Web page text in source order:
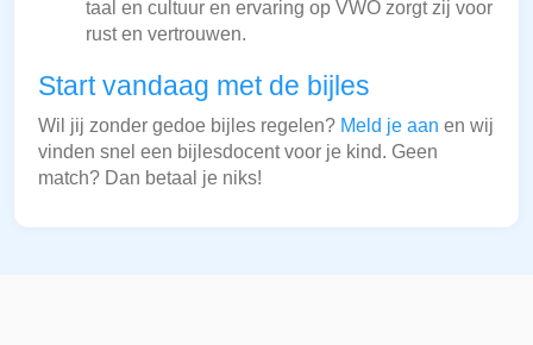
taal en cultuur en ervaring op VWO zorgt zij voor
rust en vertrouwen.
Start vandaag met de bijles
Wil jij zonder gedoe bijles regelen? Meld je aan en wij
vinden snel een bijlesdocent voor je kind. Geen
match? Dan betaal je niks!